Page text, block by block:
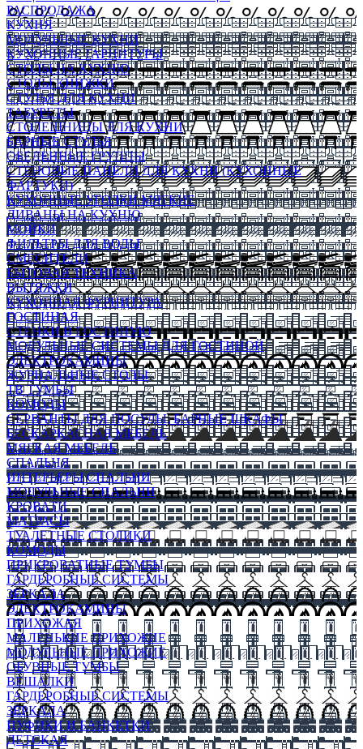
РАСПРОДАЖА
КУХНЯ
МОДУЛЬНЫЕ КУХНИ
КУХОННЫЕ ГАРНИТУРЫ
СТОЛЫ НА КУХНЮ
СТОЛЫ КНИЖКИ
СТУЛЬЯ ДЛЯ КУХНИ
ТАБУРЕТЫ
СТОЛЕШНИЦЫ ДЛЯ КУХНИ
БАРНЫЕ СТУЛЬЯ
ОБЕДЕННЫЕ ГРУППЫ
СТЕНОВЫЕ ПАНЕЛИ ДЛЯ КУХНИ (КУХОННЫЕ
ФАРТУКИ)
КУХОННЫЕ УГОЛКИ МЯГКИЕ
ДИВАНЫ НА КУХНЮ
МОЙКИ
ФИЛЬТРЫ ДЛЯ ВОДЫ
СМЕСИТЕЛИ
БЫТОВАЯ ТЕХНИКА
ВЫТЯЖКИ
КУХОННАЯ ФУРНИТУРА
ГОСТИНАЯ
СТЕНКИ В ГОСТИНУЮ
МОДУЛЬНЫЕ СИСТЕМЫ ДЛЯ ГОСТИНОЙ
ЭЛЕКТРОКАМИНЫ
ЖУРНАЛЬНЫЕ СТОЛЫ
ТВ ТУМБЫ
КОМОДЫ
СЕРВАНТЫ ДЛЯ ПОСУДЫ, БАРНЫЕ ШКАФЫ
БЕСКАРКАСНАЯ МЕБЕЛЬ
МЯГКАЯ МЕБЕЛЬ
СПАЛЬНЯ
ИНТЕРЬЕРЫ СПАЛЬНИ
МОДУЛЬНЫЕ СПАЛЬНИ
КРОВАТИ
МАТРАСЫ
ТУАЛЕТНЫЕ СТОЛИКИ
КОМОДЫ
ПРИКРОВАТНЫЕ ТУМБЫ
ГАРДЕРОБНЫЕ СИСТЕМЫ
ЗЕРКАЛА
ЭЛЕКТРОКАМИНЫ
ПРИХОЖАЯ
МАЛЕНЬКИЕ ПРИХОЖИЕ
МОДУЛЬНЫЕ ПРИХОЖИЕ
ОБУВНЫЕ ТУМБЫ
ВЕШАЛКИ
ГАРДЕРОБНЫЕ СИСТЕМЫ
ЗЕРКАЛА
ПУФИКИ И БАНКЕТКИ
ДЕТСКАЯ